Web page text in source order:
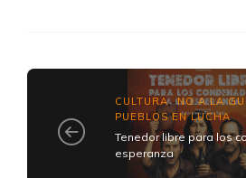
CULTURA,NO A LA
PUEBLOS EN LUCHA
Tenedor libre para los
esperanza